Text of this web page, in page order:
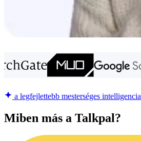
a legfejlettebb mesterséges intelligencia
Miben más a Talkpal?